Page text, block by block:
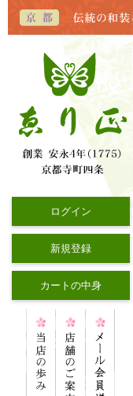
ログイン
新規登録
カートの中身